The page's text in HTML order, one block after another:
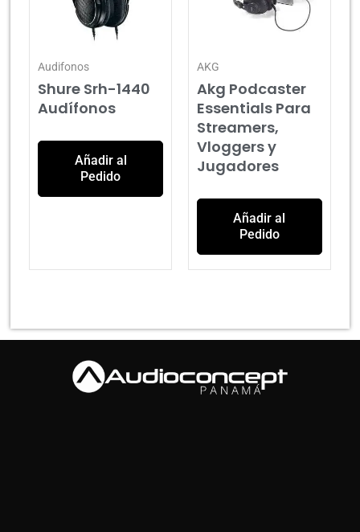
Audifonos
Shure Srh-1440
Audífonos
Añadir al
Pedido
AKG
Akg Podcaster
Essentials Para
Streamers,
Vloggers y
Jugadores
Añadir al
Pedido